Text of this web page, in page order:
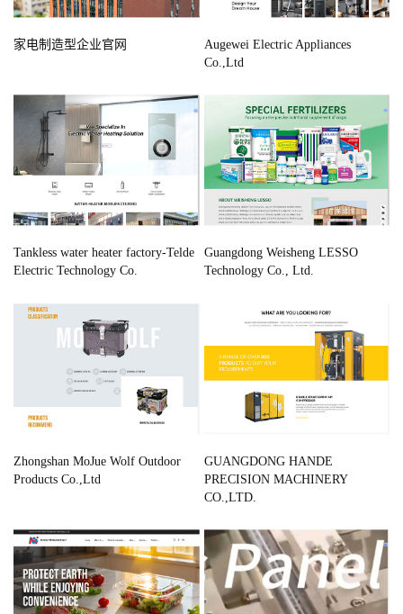
家电制造型企业官网
Augewei Electric Appliances
Co.,Ltd
Tankless water heater factory-Telde
Electric Technology Co.
Guangdong Weisheng LESSO
Technology Co., Ltd.
Zhongshan MoJue Wolf Outdoor
Products Co.,Ltd
GUANGDONG HANDE
PRECISION MACHINERY
CO.,LTD.